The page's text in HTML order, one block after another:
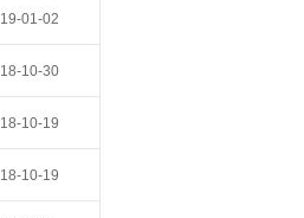
19-01-02
18-10-30
18-10-19
18-10-19